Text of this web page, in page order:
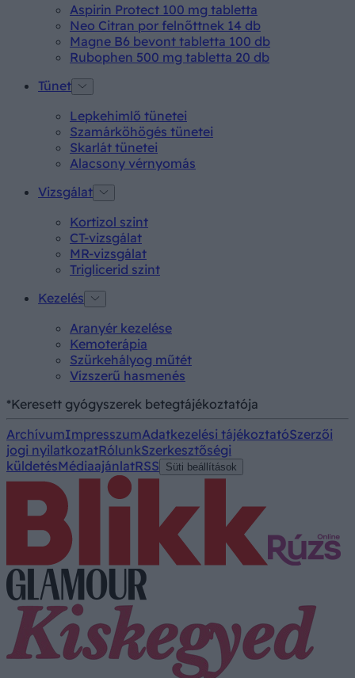
Aspirin Protect 100 mg tabletta
Neo Citran por felnőttnek 14 db
Magne B6 bevont tabletta 100 db
Rubophen 500 mg tabletta 20 db
Tünet
Lepkehimlő tünetei
Szamárköhögés tünetei
Skarlát tünetei
Alacsony vérnyomás
Vizsgálat
Kortizol szint
CT-vizsgálat
MR-vizsgálat
Triglicerid szint
Kezelés
Aranyér kezelése
Kemoterápia
Szürkehályog műtét
Vízszerű hasmenés
*Keresett gyógyszerek betegtájékoztatója
ArchívumImpresszumAdatkezelési tájékoztatóSzerzői
jogi nyilatkozatRólunkSzerkesztőségi
küldetésMédiaajánlatRSS Süti beállítások